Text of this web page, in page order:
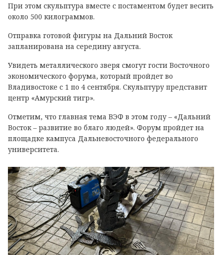
При этом скульптура вместе с постаментом будет весить
около 500 килограммов.
Отправка готовой фигуры на Дальний Восток
запланирована на середину августа.
Увидеть металлического зверя смогут гости Восточного
экономического форума, который пройдет во
Владивостоке с 1 по 4 сентября. Скульптуру представит
центр «Амурский тигр».
Отметим, что главная тема ВЭФ в этом году – «Дальний
Восток – развитие во благо людей». Форум пройдет на
площадке кампуса Дальневосточного федерального
университета.